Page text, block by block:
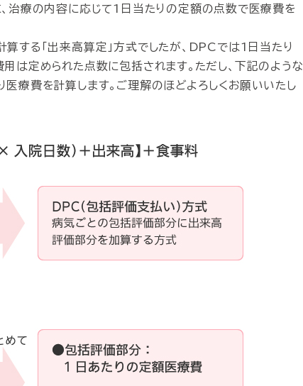
治療の内容に応じて1日当たりの定額の点数で医療費を
する「出来高算定」方式でしたが、DPCでは1日当たり
は定められた点数に包括されます。ただし、下記のような
療費を計算します。ご理解のほどよろしくお願いいたし